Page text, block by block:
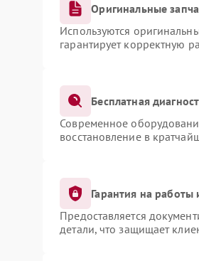
Оригинальные
Используются
гарантирует корректную
Бесплатная
Современное
восстановление в
Гарантия на работы
Предоставляется
детали, что защищает